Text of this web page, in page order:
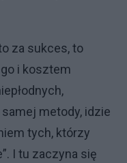
za sukces, to
i kosztem
metody, idzie
tych, którzy
I tu zaczyna się